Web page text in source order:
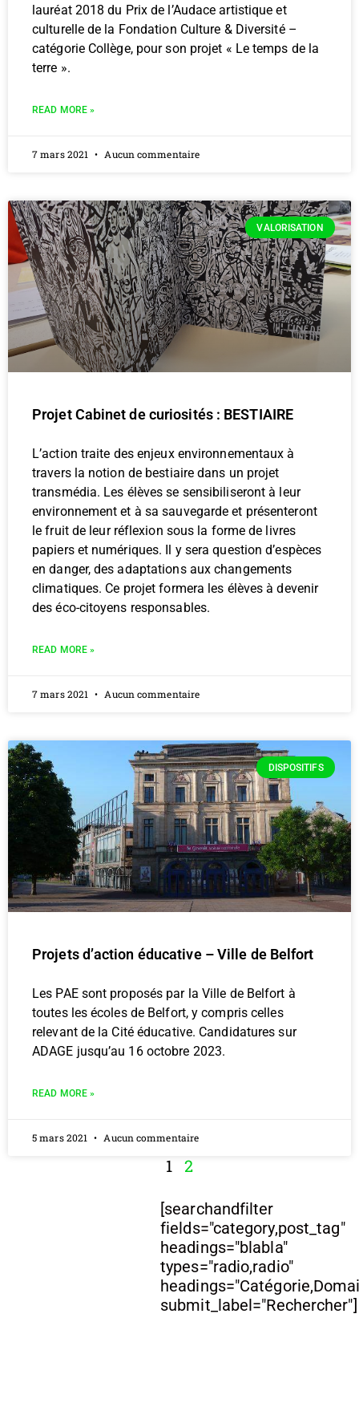
lauréat 2018 du Prix de l’Audace artistique et
culturelle de la Fondation Culture & Diversité –
catégorie Collège, pour son projet « Le temps de la
terre ».
READ MORE »
7 mars 2021 Aucun commentaire
VALORISATION
Projet Cabinet de curiosités : BESTIAIRE
L’action traite des enjeux environnementaux à
travers la notion de bestiaire dans un projet
transmédia. Les élèves se sensibiliseront à leur
environnement et à sa sauvegarde et présenteront
le fruit de leur réflexion sous la forme de livres
papiers et numériques. Il y sera question d’espèces
en danger, des adaptations aux changements
climatiques. Ce projet formera les élèves à devenir
des éco-citoyens responsables.
READ MORE »
7 mars 2021 Aucun commentaire
DISPOSITIFS
Projets d’action éducative – Ville de Belfort
Les PAE sont proposés par la Ville de Belfort à
toutes les écoles de Belfort, y compris celles
relevant de la Cité éducative. Candidatures sur
ADAGE jusqu’au 16 octobre 2023.
READ MORE »
5 mars 2021 Aucun commentaire
1 2
[searchandfilter
fields="category,post_tag"
headings="blabla"
types="radio,radio"
submit_label="Rechercher"]